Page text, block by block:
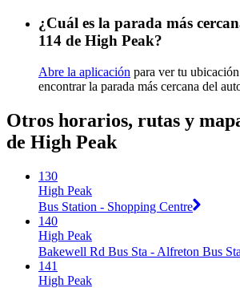
¿Cuál es la parada más
114 de High Peak?
Abre la aplicación para ver tu
encontrar la parada más cercana del
Otros horarios, rutas y
de High Peak
130
High Peak
Bus Station - Shopping Centre
140
High Peak
Bakewell Rd Bus Sta - Alfreton Bus Sta
141
High Peak